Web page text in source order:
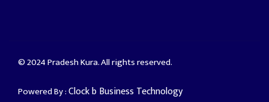
© 2024 Pradesh Kura. All rights reserved.
Powered By :Clock b Business Technology